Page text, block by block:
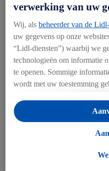
Dankzij Good Taste Zero
producten van de afvalberg.
verwerking van uw
Wij, als beheerder van de
uw gegevens op onze
“Lidl-diensten”) waarbij we
technologieën om informatie
te openen. Sommige
wordt met uw toestemming
reclame binnen en buiten de
deelneemt aan het Lidl Plus-
doeleinden eveneens
Als u hier uw toestemming